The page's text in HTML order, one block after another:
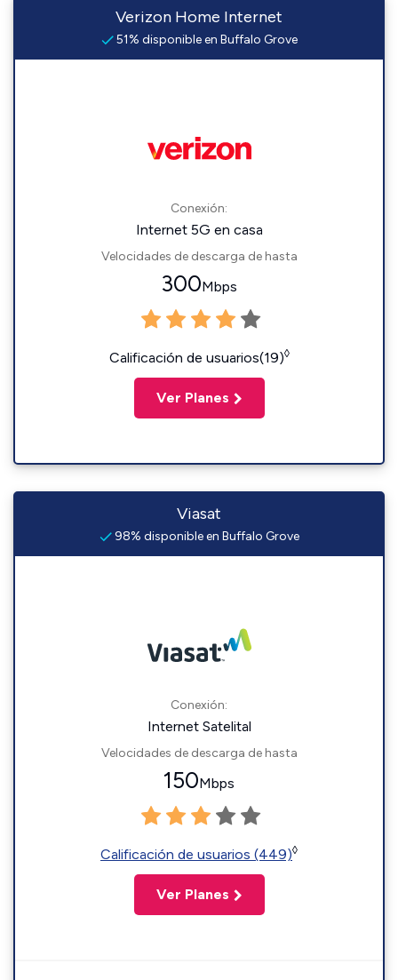
Verizon Home Internet
51% disponible en Buffalo Grove
Conexión:
Internet 5G en casa
Velocidades de descarga de hasta
300Mbps
Calificación de usuarios(19)◊
Ver Planes
Viasat
98% disponible en Buffalo Grove
Conexión:
Internet Satelital
Velocidades de descarga de hasta
150Mbps
Calificación de usuarios (449)◊
Ver Planes